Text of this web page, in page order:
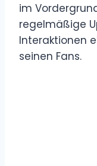
im
regelmäßige
Interaktionen
seinen Fans.